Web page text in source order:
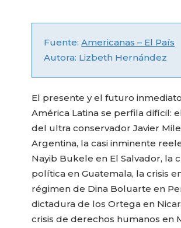
Fuente:Americanas – El País
Autora: Lizbeth Hernández
El presente y el futuro
América Latina se perfila difícil:
del ultra conservador Javier
Argentina, la casi inminente
Nayib Bukele en El Salvador, la
política en Guatemala, la crisis
régimen de Dina Boluarte en
dictadura de los Ortega en
crisis de derechos humanos en